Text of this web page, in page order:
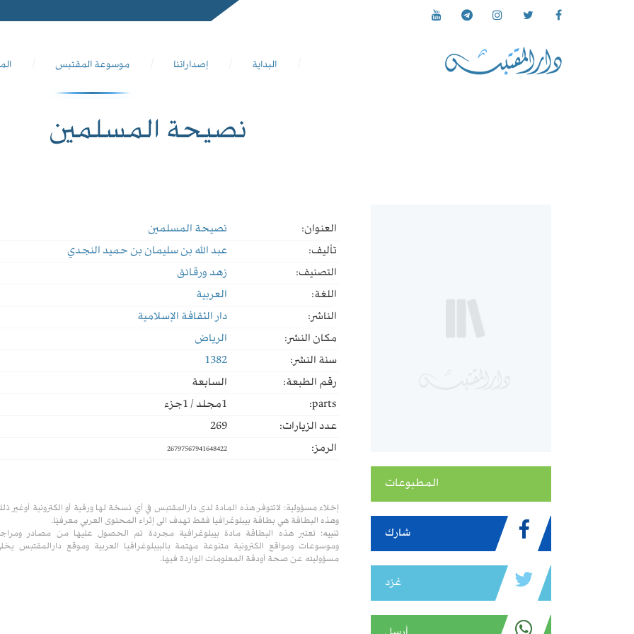
البداية إصداراتنا موسوعة المقتبس
نصيحة المسلمين
المطبوعات
شارك
غرّد
العنوان:
نصيحة المسلمين
تأليف:
عبد الله بن سليمان بن حميد النجدي
التصنيف:
زهد ورقائق
اللغة:
العربية
الناشر:
دار الثقافة الإسلامية
مكان النشر:
الرياض
سنة النشر:
1382
رقم الطبعة:
السابعة
parts:
1مجلد / 1جزء
عدد الزيارات:
269
الرمز:
26797567941648422
إخلاء مسؤولية: لاتتوفر هذه المادة لدى دارالمقتبس في أي نسخة لها ورقية أو الكترونية أوغير
وهذه البطاقة هي بطاقة بيبلوغرافيا فقط تهدف الى إثراء المحتوى العربي معرفيًا.
تنبيه: تعتبر هذه البطاقة مادة بيبلوغرافية مجردة تم الحصول عليها من مصادر
وموسوعات ومواقع الكترونية متنوعة مهتمة بالبيبلوغرافيا العربية وموقع دارالمقتبس
مسؤوليته عن صحة أودقة المعلومات الواردة فيها.